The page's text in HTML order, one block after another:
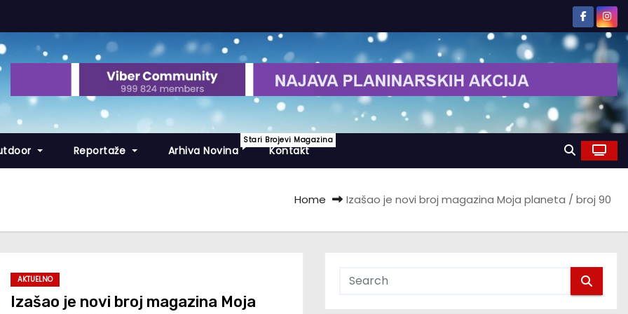
Reportaže Arhiva Novina
Stari Brojevi Magazina
Kontakt
Home Izašao je novi broj magazina Moja planeta / broj 90
AKTUELNO
Izašao je novi broj magazina Moja